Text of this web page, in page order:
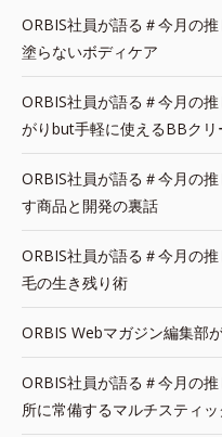
ORBIS社員が語る＃今月の
塗らないボディケア
ORBIS社員が語る＃今月の
がりbut手軽に使えるBBクリ
ORBIS社員が語る＃今月の
す商品と開発の裏話
ORBIS社員が語る＃今月の
毛の生き残り術
ORBIS Webマガジン編集部
ORBIS社員が語る＃今月の
所に常備するマルチスティッ